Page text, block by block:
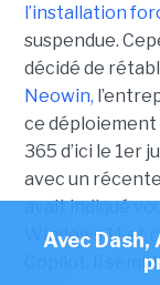
l’installation
suspendue.
décidé de
Neowin,
ce
365 d’ici le 1er
avec un
avait indiqué
Windows 11 et
Copilot. Il
Avec